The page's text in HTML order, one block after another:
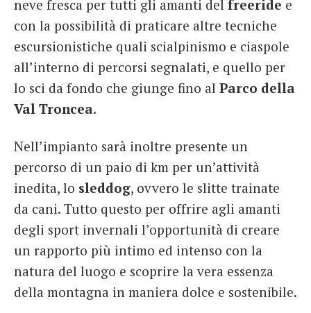
neve fresca per tutti gli amanti del freeride e
con la possibilità di praticare altre tecniche
escursionistiche quali scialpinismo e ciaspole
all’interno di percorsi segnalati, e quello per
lo sci da fondo che giunge fino al Parco della
Val Troncea.
Nell’impianto sarà inoltre presente un
percorso di un paio di km per un’attività
inedita, lo sleddog, ovvero le slitte trainate
da cani. Tutto questo per offrire agli amanti
degli sport invernali l’opportunità di creare
un rapporto più intimo ed intenso con la
natura del luogo e scoprire la vera essenza
della montagna in maniera dolce e sostenibile.